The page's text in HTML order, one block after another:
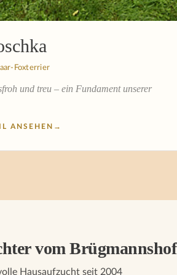
Foxterrier
und treu – ein Fundament unserer
ANSEHEN →
vom Brügmannshof
Hausaufzucht seit 2004